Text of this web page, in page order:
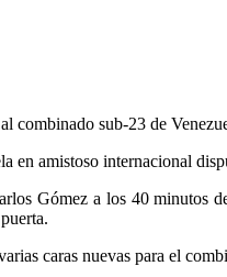
combinado sub-23 de
en amistoso internacional
Gómez a los 40 minutos
caras nuevas para el